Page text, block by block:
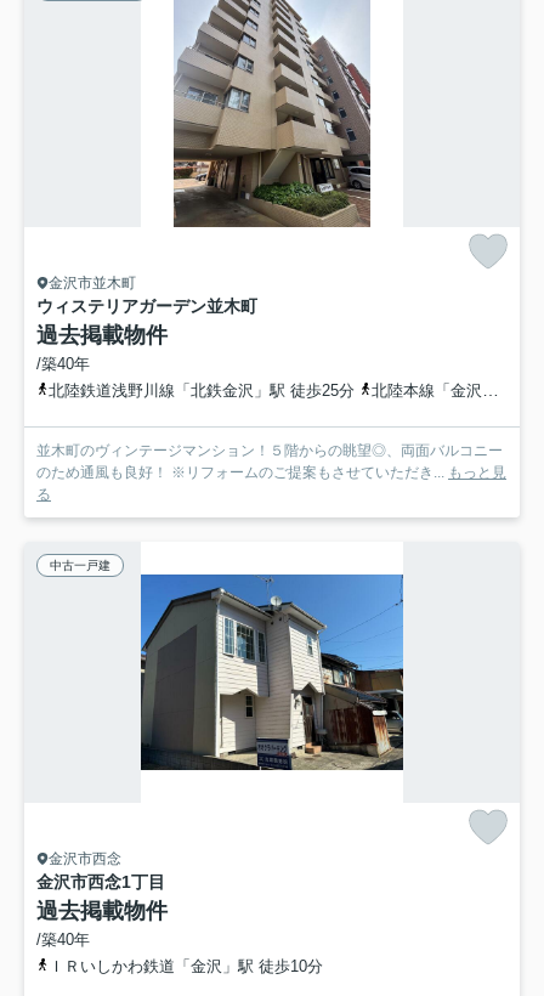
金沢市並木町
ウィステリアガーデン並木町
過去掲載物件
/築40年
北陸鉄道浅野川線「北鉄金沢」駅 徒歩25分
北陸本線「金沢」駅 徒歩27分
並木町のヴィンテージマンション！５階からの眺望◎、両面バルコニー
のため通風も良好！ ※リフォームのご提案もさせていただき... もっと見
る
中古一戸建
金沢市西念
金沢市西念1丁目
過去掲載物件
/築40年
ＩＲいしかわ鉄道「金沢」駅 徒歩10分